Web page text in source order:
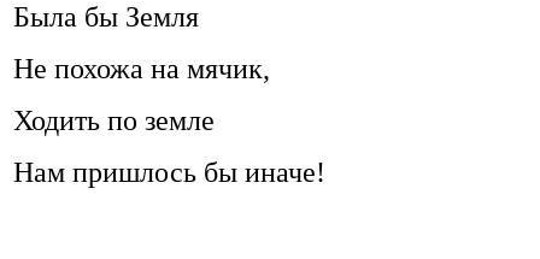
Была бы Земля
Не похожа на мячик,
Ходить по земле
Нам пришлось бы иначе!